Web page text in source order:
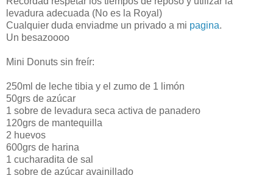
levadura adecuada (No es la Royal)
Cualquier duda enviadme un privado a mi pagina.
Un besazoooo
Mini Donuts sin freír:
250ml de leche tibia y el zumo de 1 limón
50grs de azúcar
1 sobre de levadura seca activa de panadero
120grs de mantequilla
2 huevos
600grs de harina
1 cucharadita de sal
1 sobre de azúcar avainillado